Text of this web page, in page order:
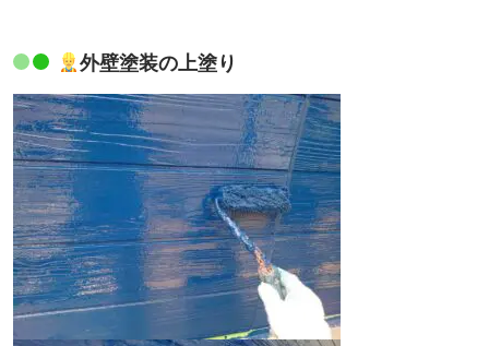
外壁塗装の上塗り